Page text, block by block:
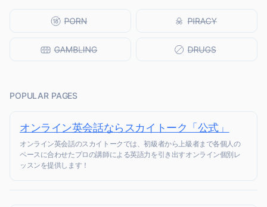
POPULAR PAGES
オンライン英会話ならスカイトーク「公式」
オンライン英会話のスカイトークでは、初級者から上級者まで各個人の
ペースに合わせたプロの講師による英語力を引き出すオンライン個別レ
ッスンを提供します！